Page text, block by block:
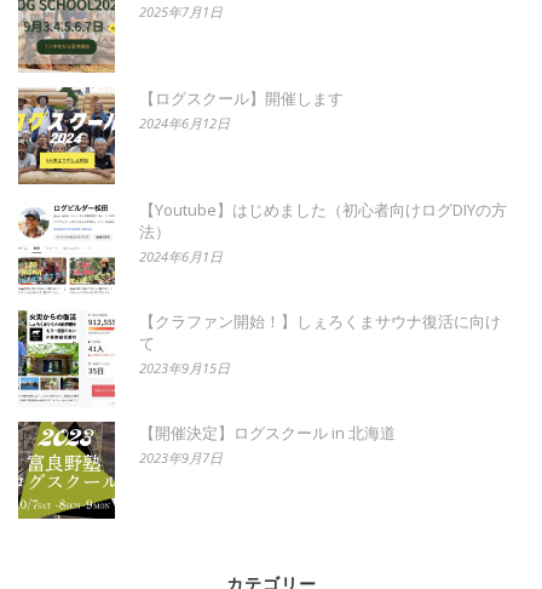
2025年7月1日
【ログスクール】開催します
2024年6月12日
【Youtube】はじめました（初心者向けログDIYの方
法）
2024年6月1日
【クラファン開始！】しぇろくまサウナ復活に向け
て
2023年9月15日
【開催決定】ログスクール in 北海道
2023年9月7日
カテゴリー